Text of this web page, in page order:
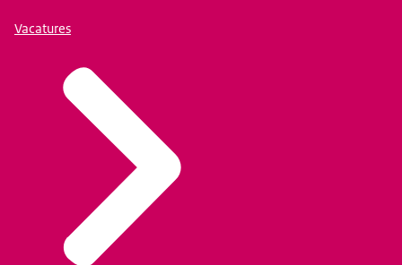
Vacatures